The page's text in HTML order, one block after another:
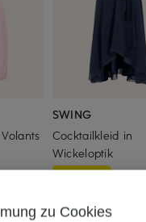
SWING
Cocktailkleid in
Wickeloptik
zu Cookies